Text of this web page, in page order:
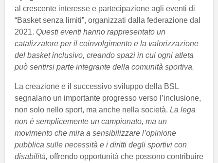
al crescente interesse e partecipazione agli eventi di
“Basket senza limiti”, organizzati dalla federazione dal
2021. Questi eventi hanno rappresentato un
catalizzatore per il coinvolgimento e la valorizzazione
del basket inclusivo, creando spazi in cui ogni atleta
può sentirsi parte integrante della comunità sportiva.
La creazione e il successivo sviluppo della BSL
segnalano un importante progresso verso l’inclusione,
non solo nello sport, ma anche nella società. La lega
non è semplicemente un campionato, ma un
movimento che mira a sensibilizzare l’opinione
pubblica sulle necessità e i diritti degli sportivi con
disabilità, offrendo opportunità che possono contribuire